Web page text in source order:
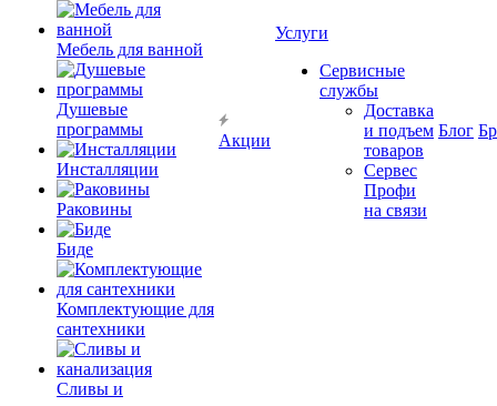
Мебель для ванной
Душевые
программы
Инсталляции
Раковины
Биде
Комплектующие для
сантехники
Сливы и
Акции
Услуги
Сервисные
службы
Доставка
и подъем
товаров
Сервес
Профи
на связи
Блог